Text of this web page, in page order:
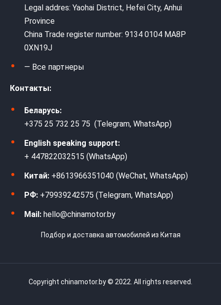
Legal addres: Yaohai District, Hefei City, Anhui
Province
China Trade register number: 9134 0104 MA8P
0XN19J
— Все партнеры
Контакты:
Беларусь:
+375 25 732 25 75 (Telegram, WhatsApp)
English speaking support:
+ 447822032515 (WhatsApp)
Китай: +8613966351040 (WeChat, WhatsApp)
РФ: +79939242575 (Telegram, WhatsApp)
Mail: hello@chinamotor.by
Подбор и доставка автомобилей из Китая
Copyright chinamotor.by © 2022. All rights reserved.